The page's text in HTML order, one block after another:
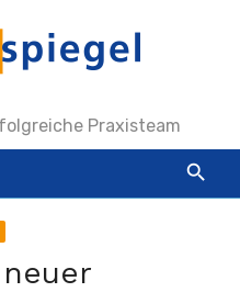
Praxisteam